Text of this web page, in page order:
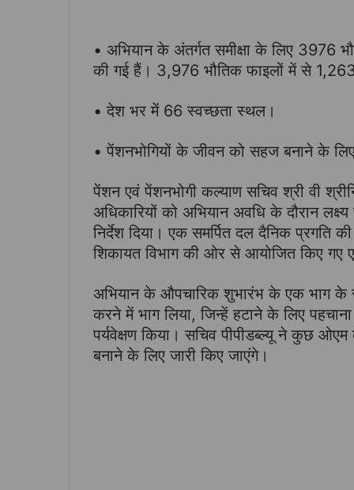
• अभियान के अंतर्गत समीक्षा के लिए 3976
की गई हैं। 3,976 भौतिक फाइलों में से
• देश भर में 66 स्वच्छता स्थल।
• पेंशनभोगियों के जीवन को सहज बनाने के
पेंशन एवं पेंशनभोगी कल्याण सचिव श्री वी
अधिकारियों को अभियान अवधि के दौरान
निर्देश दिया। एक समर्पित दल दैनिक प्रगति
शिकायत विभाग की ओर से आयोजित किए गए
अभियान के औपचारिक शुभारंभ के एक भाग के
करने में भाग लिया, जिन्हें हटाने के लिए
पर्यवेक्षण किया। सचिव पीपीडब्ल्यू ने कुछ
बनाने के लिए जारी किए जाएंगे।